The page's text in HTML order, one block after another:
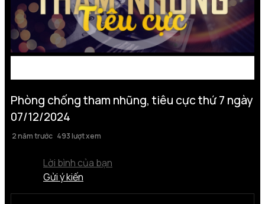
Phòng chống tham nhũng, tiêu cực thứ 7 ngày
07/12/2024
2 năm trước 493 lượt xem
Lời bình của bạn
Gửi ý kiến